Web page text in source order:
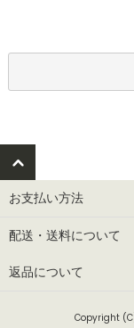
お支払い方法
配送・送料について
返品について
Copyright